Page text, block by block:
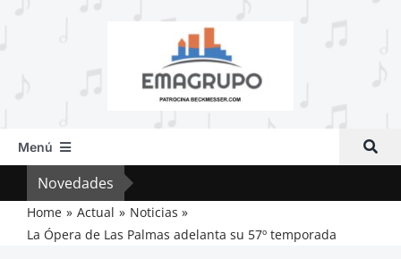
Menú
Inicio
Actual
Artículos
Novedades
Home Actual
Noticias
La Ópera de Las Palmas adelanta su 57º temporada